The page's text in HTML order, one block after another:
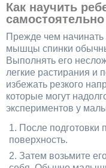
Как научить
самостоятельно
Прежде чем начинать
мышцы спинки
Выполнять его
легкие растирания и
избежать резкого
которые могут
экспериментов у
После подготовки
поверхность.
Затем возьмите